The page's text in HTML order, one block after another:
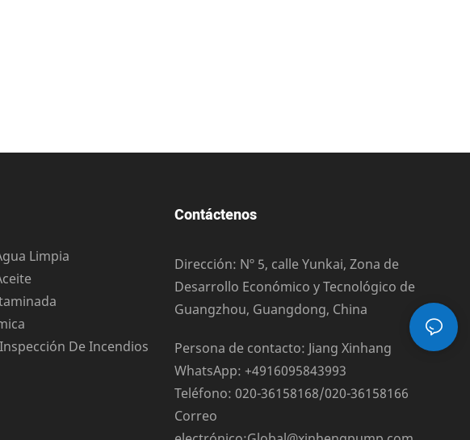
Limpia
De Incendios
Contáctenos
Dirección: Nº 5, calle Yunkai, Zona de
Desarrollo Económico y Tecnológico de
Guangzhou, Guangdong, China
Persona de contacto: Jiang Xinhang
WhatsApp: +4916095843993
Teléfono: 020-36158168/020-36158166
Correo